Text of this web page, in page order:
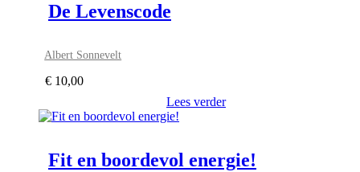
De Levenscode
Albert Sonnevelt
€ 10,00
Lees verder
Fit en boordevol energie!